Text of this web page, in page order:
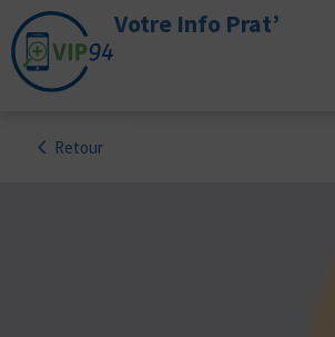
Votre Info Prat’
Retour